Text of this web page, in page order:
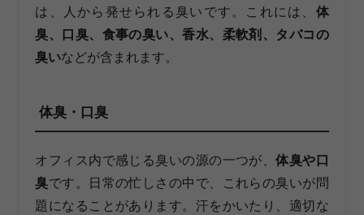
は、人から発せられる臭いです。これには、 体
臭、口臭、食事の臭い、香水、柔軟剤、タバコの
臭いなどが含まれます。
体臭・口臭
オフィス内で感じる臭いの源の一つが、体臭や口
臭です。日常の忙しさの中で、これらの臭いが問
題になることがあります。汗をかいたり、適切な